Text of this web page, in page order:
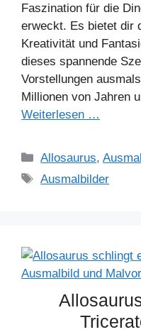
Faszination für die
erweckt. Es bietet dir
Kreativität und
dieses spannende
Vorstellungen
Millionen von Jahren
Weiterlesen …
Kategorien
Allosaurus,
Schlagwörter
Ausmalbilder